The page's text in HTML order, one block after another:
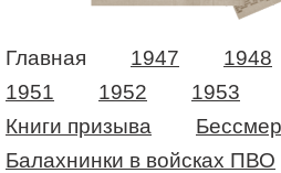
Главная 1947 1948
1951
1952 1953
Книги призыва
Балахнинки в войсках ПВО